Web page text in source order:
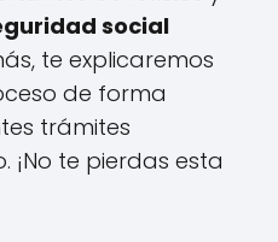
social
te explicaremos
de forma
trámites
¡No te pierdas esta